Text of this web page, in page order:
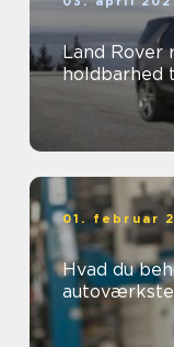
Land Rover
holdbarhed
01. februar
Hvad du